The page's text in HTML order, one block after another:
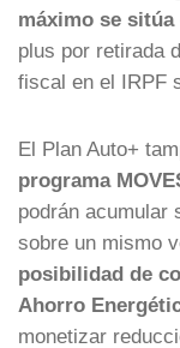
máximo se
plus por retirada
fiscal en el IRPF
El Plan Auto+
programa
podrán acumular
sobre un mismo
posibilidad de
Ahorro
monetizar